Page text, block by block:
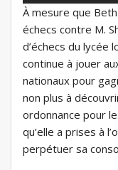
À mesure que
échecs contre M.
d’échecs du lycée
continue à jouer
nationaux pour
non plus à
ordonnance pour
qu’elle a prises à
perpétuer sa